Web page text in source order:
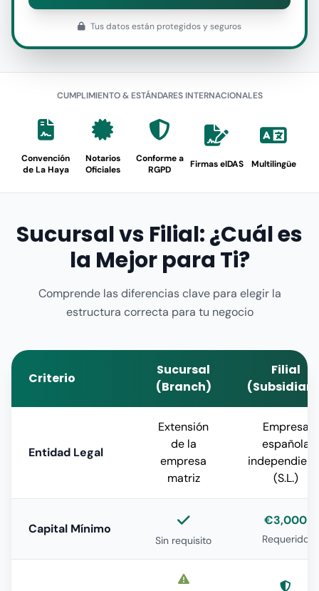
Tus datos están protegidos y seguros
CUMPLIMIENTO & ESTÁNDARES INTERNACIONALES
Convención
de La Haya
Notarios
Oficiales
Conforme a
RGPD
Firmas eIDAS Multilingüe
Sucursal vs Filial: ¿Cuál es
la Mejor para Ti?
Comprende las diferencias clave para elegir la
estructura correcta para tu negocio
Criterio
Sucursal
(Branch)
Filial
Entidad Legal
Extensión
de la
empresa
matriz
Empresa
española
(S.L.)
Capital Mínimo
Sin requisito
€3,000
Requerido